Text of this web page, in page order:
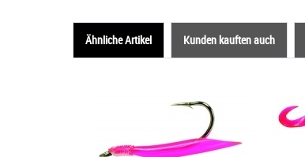
Ähnliche Artikel Kunden kauften auch